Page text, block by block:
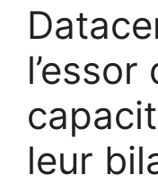
l’essor
leur